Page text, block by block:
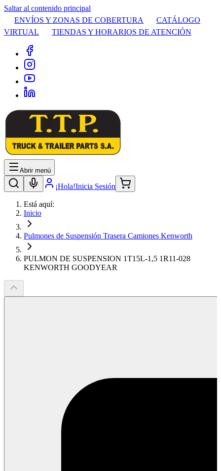
Saltar al contenido principal
ENVÍOS Y ZONAS DE COBERTURA
CATÁLOGO
VIRTUAL
TIENDAS Y HORARIOS DE ATENCIÓN
Abrir menú
¡Hola!Inicia Sesión
Está aquí:
Inicio
Pulmones de Suspensión Trasera Camiones Kenworth
PULMON DE SUSPENSION 1T15L-1,5 1R11-028
KENWORTH GOODYEAR